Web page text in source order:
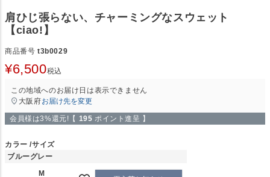
肩ひじ張らない、チャーミングなスウェット
【ciao!】
商品番号 t3b0029
¥6,500税込
この地域へのお届け日は表示できません
大阪府お届け先を変更
会員様は3%還元!【 195 ポイント進呈 】
カラー サイズ
ブルーグレー
M